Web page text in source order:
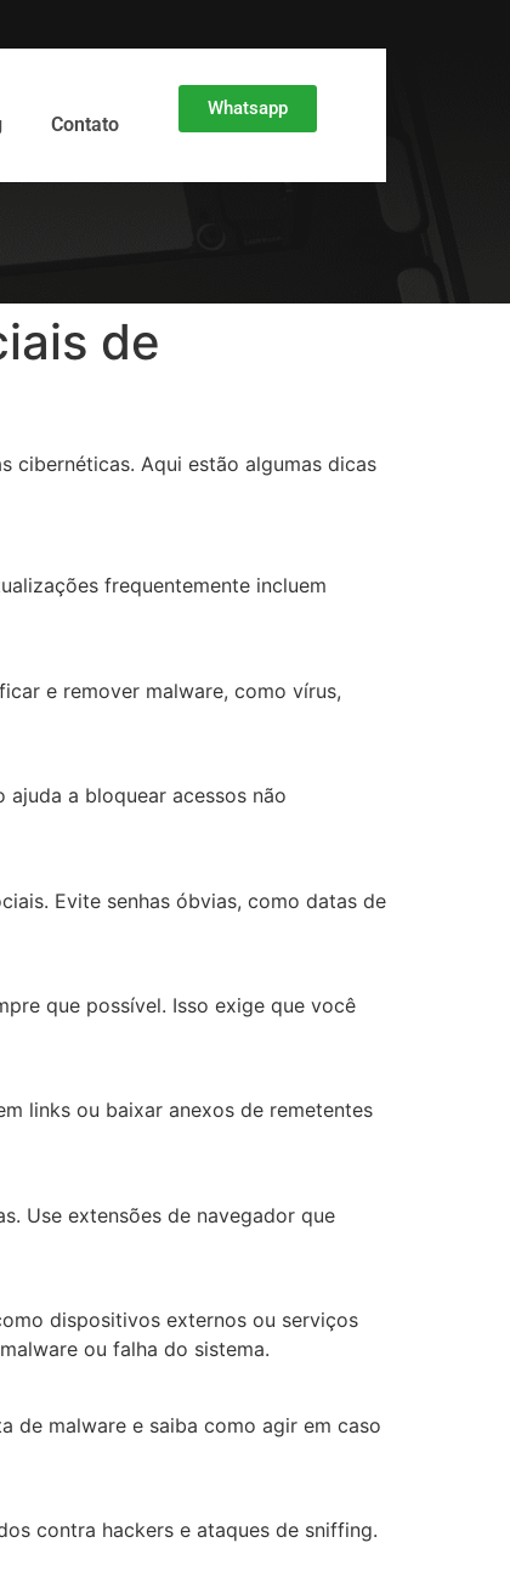
Contato
Whatsapp
de
cibernéticas. Aqui estão algumas dicas
frequentemente incluem
e remover malware, como vírus,
a bloquear acessos não
Evite senhas óbvias, como datas de
que possível. Isso exige que você
links ou baixar anexos de remetentes
Use extensões de navegador que
dispositivos externos ou serviços
ou falha do sistema.
de malware e saiba como agir em caso
contra hackers e ataques de sniffing.